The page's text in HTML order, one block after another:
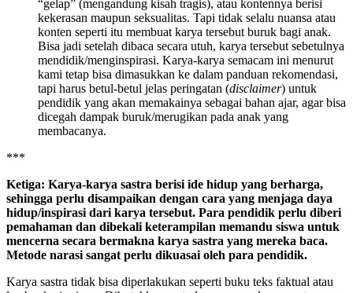
“gelap” (mengandung kisah tragis), atau kontennya berisi
kekerasan maupun seksualitas. Tapi tidak selalu nuansa atau
konten seperti itu membuat karya tersebut buruk bagi anak.
Bisa jadi setelah dibaca secara utuh, karya tersebut sebetulnya
mendidik/menginspirasi. Karya-karya semacam ini menurut
kami tetap bisa dimasukkan ke dalam panduan rekomendasi,
tapi harus betul-betul jelas peringatan (disclaimer) untuk
pendidik yang akan memakainya sebagai bahan ajar, agar bisa
dicegah dampak buruk/merugikan pada anak yang
membacanya.
***
Ketiga: Karya-karya sastra berisi ide hidup yang berharga,
sehingga perlu disampaikan dengan cara yang menjaga daya
hidup/inspirasi dari karya tersebut. Para pendidik perlu diberi
pemahaman dan dibekali keterampilan memandu siswa untuk
mencerna secara bermakna karya sastra yang mereka baca.
Metode narasi sangat perlu dikuasai oleh para pendidik.
Karya sastra tidak bisa diperlakukan seperti buku teks faktual atau